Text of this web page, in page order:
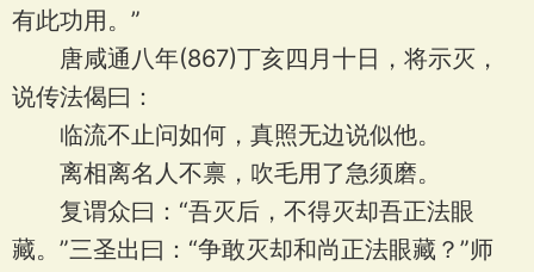
有此功用。”
唐咸通八年(867)丁亥四月十日，将示灭，
说传法偈曰：
临流不止问如何，真照无边说似他。
离相离名人不禀，吹毛用了急须磨。
复谓众曰：“吾灭后，不得灭却吾正法眼
藏。”三圣出曰：“争敢灭却和尚正法眼藏？”师